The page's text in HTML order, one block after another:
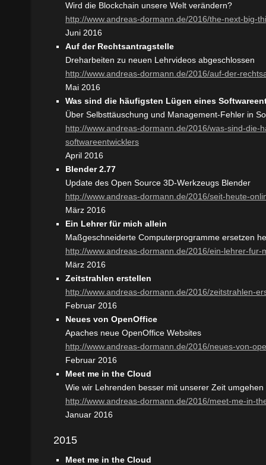
Wird die Blockchain unsere Welt verändern?
http://www.andreas-dormann.de/2016/the-next-big-
Juni 2016
Auf der Rechtsantragstelle
Dreharbeiten zu neuen Lehrvideos abgeschlossen
http://www.andreas-dormann.de/2016/auf-der-
Mai 2016
Was sind die häufigsten Lügen eines
Über Selbsttäuschung und Management-Fehler in
http://www.andreas-dormann.de/2016/was-sind-die-
softwareentwicklers
April 2016
Blender 2.77
Update des Open Source 3D-Werkzeugs Blender
http://www.andreas-dormann.de/2016/seit-heute-
März 2016
Ein Lehrer für mich allein
Maßgeschneiderte Computerprogramme ersetzen
http://www.andreas-dormann.de/2016/ein-lehrer-fur-
März 2016
Zeitstrahlen erstellen
http://www.andreas-dormann.de/2016/zeitstrahlen-
Februar 2016
Neues von OpenOffice
Apaches neue OpenOffice Websites
http://www.andreas-dormann.de/2016/neues-von-
Februar 2016
Meet me in the Cloud
Wie wir Lehrenden besser mit unserer Zeit umgehen
http://www.andreas-dormann.de/2016/meet-me-in-
Januar 2016
2015
Meet me in the Cloud